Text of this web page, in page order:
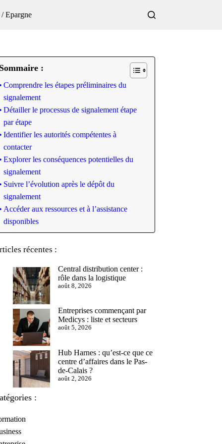
Epargne
Sommaire :
Comprendre les étapes préliminaires du
signalement
Détailler le processus de signalement étape
par étape
Identifier les autorités compétentes à
contacter
Explorer les conséquences potentielles du
signalement
Suivre l’évolution après le dépôt du
signalement
Accéder aux ressources et à l’assistance
disponibles
récentes :
Central distribution center :
rôle dans la logistique
août 8, 2026
Entreprises commençant par
Medicys : liste et secteurs
août 5, 2026
Hub Harnes : qu’est-ce que ce
centre d’affaires dans le Pas-
de-Calais ?
août 2, 2026
: